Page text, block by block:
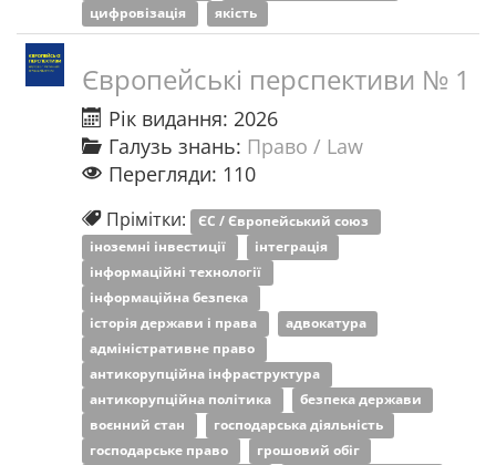
цифровізація якість
Європейські перспективи № 1
Рік видання: 2026
Галузь знань: Право / Law
Перегляди: 110
Прімітки: ЄС / Європейський союз
іноземні інвестиції
інтеграція
інформаційні технології
інформаційна безпека
історія держави і права
адвокатура
адміністративне право
антикорупційна інфраструктура
антикорупційна політика
безпека держави
воєнний стан
господарська діяльність
господарське право
грошовий обіг